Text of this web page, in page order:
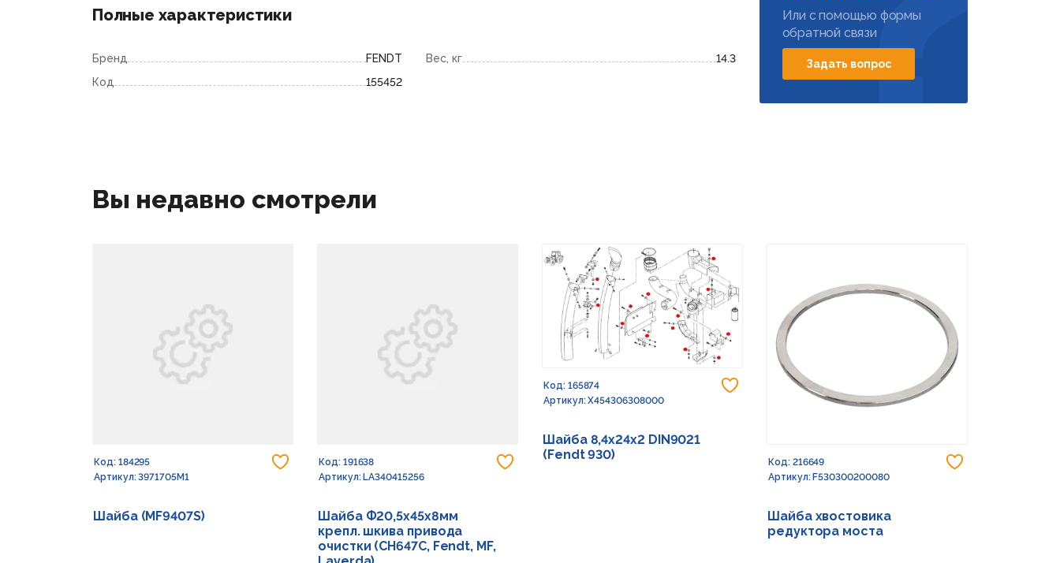
Полные характеристики
Бренд
FENDT
Код
155452
Вес, кг 14.3
Или с помощью формы
обратной связи
Задать вопрос
Вы недавно смотрели
Добавить в избранное
Код: 184295
Артикул: 3971705M1
Шайба (MF9407S)
Добавить в избранное
Код: 191638
Артикул: LA340415256
Шайба Ф20,5х45х8мм
крепл. шкива привода
очистки (CH647C, Fendt, MF,
Добавить в избранное
Код: 165874
Артикул: X454306308000
Шайба 8,4х24х2 DIN9021
(Fendt 930)
Код: 216649
Артикул: F530300200080
Шайба хвостовика
редуктора моста